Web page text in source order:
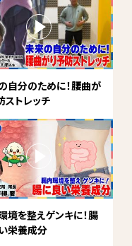
自分のために！腰曲が
ストレッチ
境を整えゲンキに！腸
栄養成分